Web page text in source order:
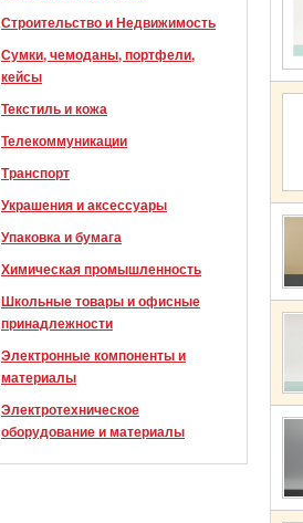
Строительство и Недвижимость
Сумки, чемоданы, портфели,
кейсы
Текстиль и кожа
Телекоммуникации
Транспорт
Украшения и аксессуары
Упаковка и бумага
Химическая промышленность
Школьные товары и офисные
принадлежности
Электронные компоненты и
материалы
Электротехническое
оборудование и материалы